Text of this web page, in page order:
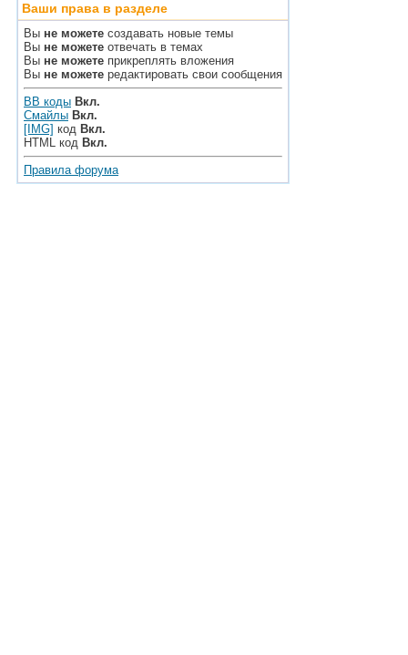
Ваши права в разделе
Вы не можете создавать новые темы
Вы не можете отвечать в темах
Вы не можете прикреплять вложения
Вы не можете редактировать свои сообщения
BB коды Вкл.
Смайлы Вкл.
[IMG] код Вкл.
HTML код Вкл.
Правила форума